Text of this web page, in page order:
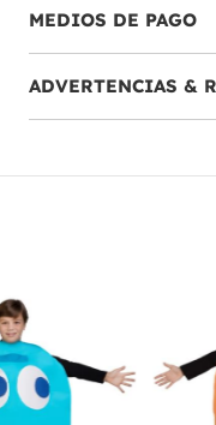
MEDIOS DE PAGO
ADVERTENCIAS &